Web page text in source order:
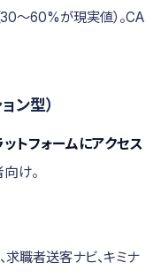
〜60%が現実値）。CA
ン型）
トフォームにアクセス
け。
求職者送客ナビ、キミナ